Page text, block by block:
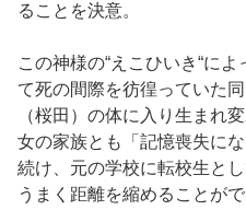
ることを決意。
この神様の“えこひいき“に
て死の間際を彷徨っていた
（桜田）の体に入り生まれ
女の家族とも「記憶喪失に
続け、元の学校に転校生と
うまく距離を縮めることが